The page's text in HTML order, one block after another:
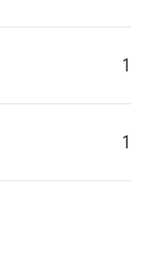
1
1